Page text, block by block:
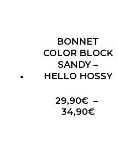
BONNET
COLOR BLOCK
SANDY –
HELLO HOSSY
29,90€ –
34,90€Plage